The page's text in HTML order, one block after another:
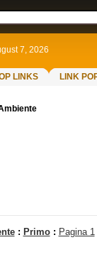
7, 2026
LINKS
LINK
: Primo: Pagina 1